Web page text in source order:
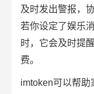
及时发出警报，
若你设定了娱乐
时，它会及时提
费。
imtoken可以帮